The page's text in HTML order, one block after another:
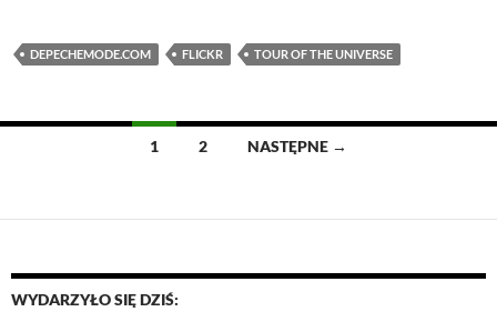
DEPECHEMODE.COM FLICKR TOUR OF THE UNIVERSE
wpisach
1 2 NASTĘPNE →
WYDARZYŁO SIĘ DZIŚ: